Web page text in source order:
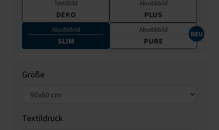
Textilbild
DEKO
Akustikbild
PLUS
Akustikbild
SLIM
Akustikbild
PURE
Größe
Textildruck